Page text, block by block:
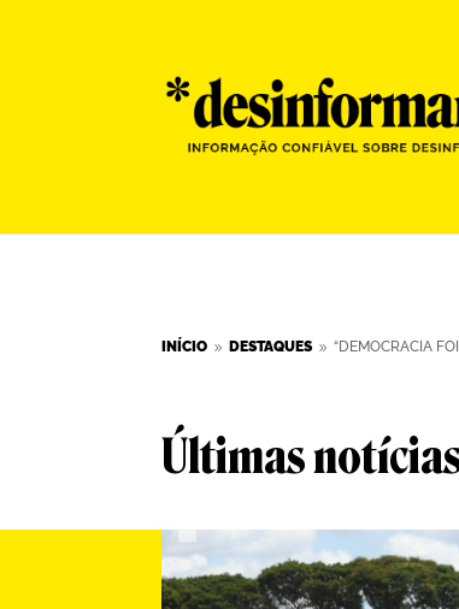
INÍCIO 9 DESTAQUES 9 “DEMOCRACIA
Últimas